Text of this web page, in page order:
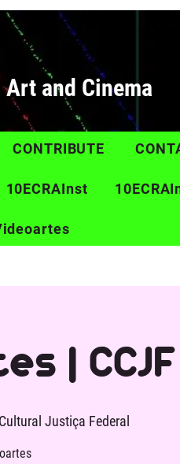
and Cinema
CONTRIBUTE
10ECRAInst
| CCJF
Justiça Federal